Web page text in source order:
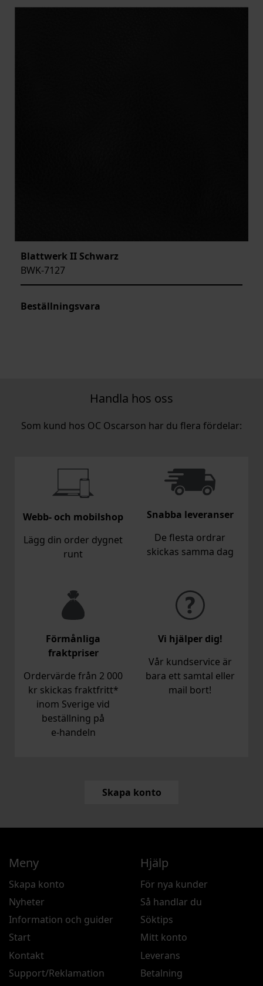
Blattwerk II Schwarz
BWK-7127
Beställningsvara
Handla hos oss
Som kund hos OC Oscarson har du flera fördelar:
Webb- och mobilshop
Lägg din order dygnet
runt
Snabba leveranser
De flesta ordrar
skickas samma dag
Förmånliga
fraktpriser
Ordervärde från 2 000
kr skickas fraktfritt*
inom Sverige vid
beställning på
e‑handeln
Vi hjälper dig!
Vår kundservice är
bara ett samtal eller
mail bort!
Skapa konto
Meny
Skapa konto
Nyheter
Information och guider
Start
Kontakt
Support/Reklamation
Hjälp
För nya kunder
Så handlar du
Söktips
Mitt konto
Leverans
Betalning